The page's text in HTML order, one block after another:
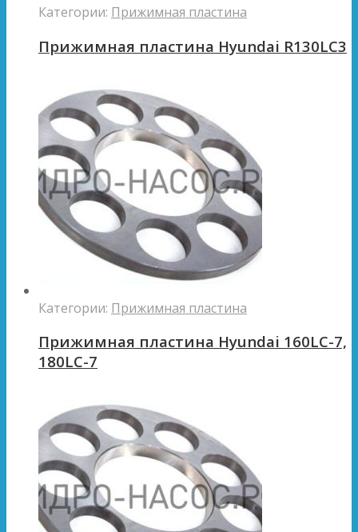
Категории: Прижимная пластина
Прижимная пластина Hyundai R130LC3
Категории: Прижимная пластина
Прижимная пластина Hyundai 160LC-7,
180LC-7